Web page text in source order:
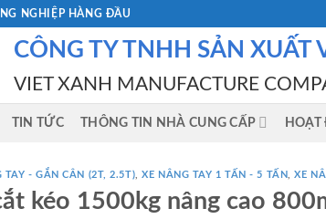
NGHIỆP HÀNG ĐẦU
CÔNG TY TNHH SẢN XUẤT
VIET XANH MANUFACTURE
TIN TỨC THÔNG TIN NHÀ CUNG CẤP
TAY - GẮN CÂN (2T, 2.5T) ,XE NÂNG TAY 1 TẤN - 5 TẤN ,XE
kéo 1500kg nâng cao